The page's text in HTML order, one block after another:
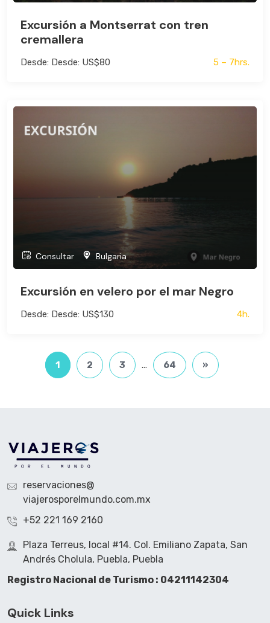
Excursión a Montserrat con tren
cremallera
Desde: Desde: US$80 5 – 7hrs.
Consultar Bulgaria
Excursión en velero por el mar Negro
Desde: Desde: US$130 4h.
1 2 3 ... 64 »
reservaciones@
viajerosporelmundo.com.mx
+52 221 169 2160
Plaza Terreus, local #14. Col. Emiliano Zapata, San
Andrés Cholula, Puebla, Puebla
Registro Nacional de Turismo : 04211142304
Quick Links